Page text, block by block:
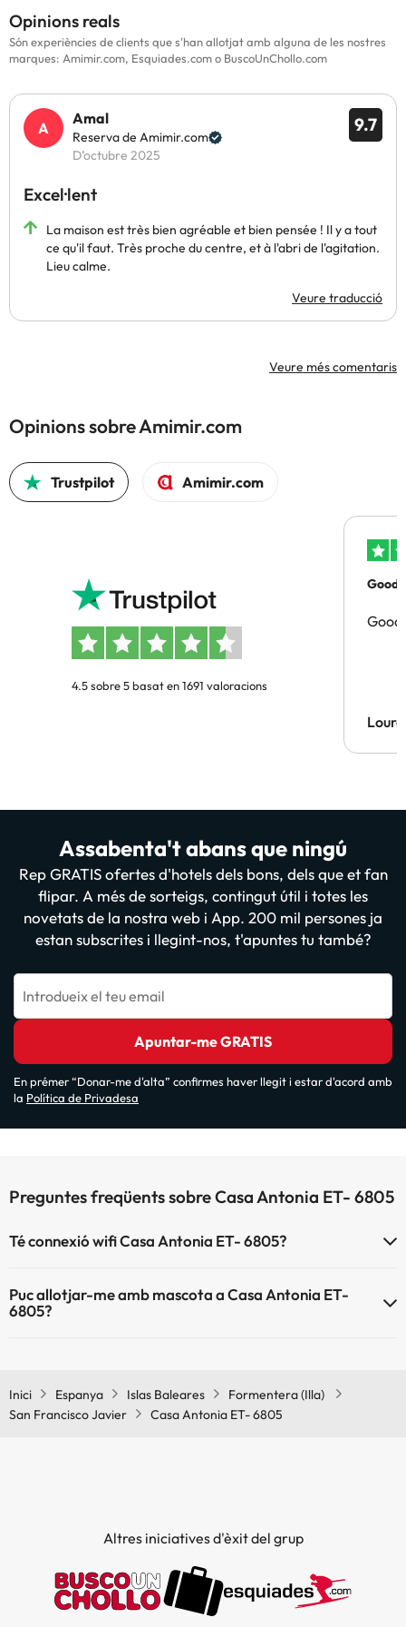
Opinions reals
Són experiències de clients que s'han allotjat amb alguna de les nostres
marques: Amimir.com, Esquiades.com o BuscoUnChollo.com
9.7
Amal
Reserva de Amimir.com
D’octubre 2025
Excel·lent
La maison est très bien agréable et bien pensée ! Il y a tout
ce qu'il faut. Très proche du centre, et à l'abri de l'agitation.
Lieu calme.
Veure traducció
Veure més comentaris
Opinions sobre Amimir.com
Trustpilot Amimir.com
4.5 sobre 5 basat en 1691 valoracions
Good
Good
Assabenta't abans que ningú
Rep GRATIS ofertes d'hotels dels bons, dels que et fan
flipar. A més de sorteigs, contingut útil i totes les
novetats de la nostra web i App. 200 mil persones ja
estan subscrites i llegint-nos, t'apuntes tu també?
Introdueix el teu email
Apuntar-me GRATIS
En prémer “Donar-me d'alta” confirmes haver llegit i estar d'acord amb
la Política de Privadesa
Preguntes freqüents sobre Casa Antonia ET- 6805
Té connexió wifi Casa Antonia ET- 6805?
Puc allotjar-me amb mascota a Casa Antonia ET-
6805?
Inici Espanya Islas Baleares
Formentera (Illa)
San Francisco Javier
Casa Antonia ET- 6805
Altres iniciatives d'èxit del grup